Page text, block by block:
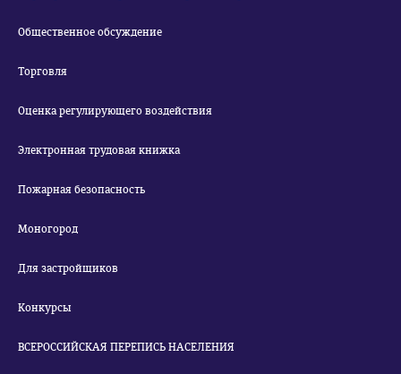
Общественное обсуждение
Торговля
Оценка регулирующего воздействия
Электронная трудовая книжка
Пожарная безопасность
Моногород
Для застройщиков
Конкурсы
ВСЕРОССИЙСКАЯ ПЕРЕПИСЬ НАСЕЛЕНИЯ